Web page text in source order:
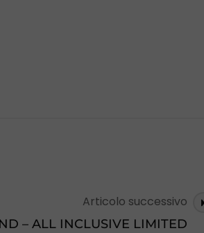
Articolo successivo
– ALL INCLUSIVE LIMITED